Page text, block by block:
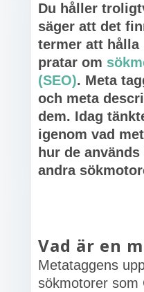
Du håller
säger att det
termer att hålla
pratar om
(SEO). Meta
och meta
dem. Idag
igenom vad
hur de
andra
Vad är en
Metataggens
sökmotorer som